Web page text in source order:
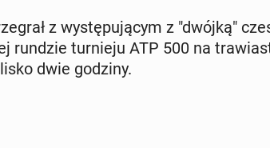
z wy­stę­pu­ją­cym z "dwójką"
rundzie tur­nie­ju ATP 500 na
dwie godziny.